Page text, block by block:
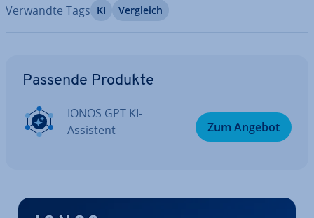
Verwandte Tags KI Vergleich
Passende Produkte
IONOS GPT KI-
Assistent
Zum Angebot